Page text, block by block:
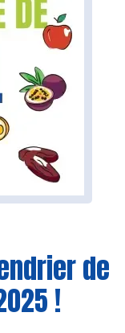
de
!